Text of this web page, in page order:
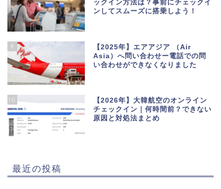
ックイン方法は？事前にチェックイ
ンしてスムーズに搭乗しよう！
9
【2025年】エアアジア （Air
Asia）へ問い合わせー電話での問
い合わせができなくなりました
10
【2026年】大韓航空のオンライン
チェックイン｜何時間前？できない
原因と対処法まとめ
最近の投稿